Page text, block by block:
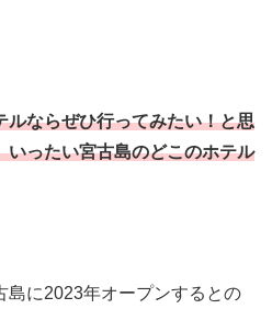
ルならぜひ行ってみたい！と思
いったい宮古島のどこのホテル
島に2023年オープンするとの